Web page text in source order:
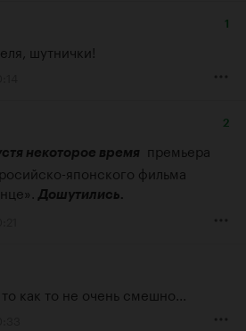
1
шутнички!
2
некоторое время
  премьера
японского фильма
Дошутились.
как то не очень смешно...